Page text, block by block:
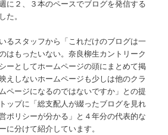
に２、３本のペースでブログを発信する
た。
るスタッフから「これだけのブログは一
はもったいない。奈良柳生カントリーク
ーとしてホームページの頭にまとめて掲
えしないホームページも少しは他のクラ
ページになるのではないですか」との提
ップに「総支配人が綴ったブログを見れ
ポリシーが分かる」と４年分の代表的な
に分けて紹介しています。